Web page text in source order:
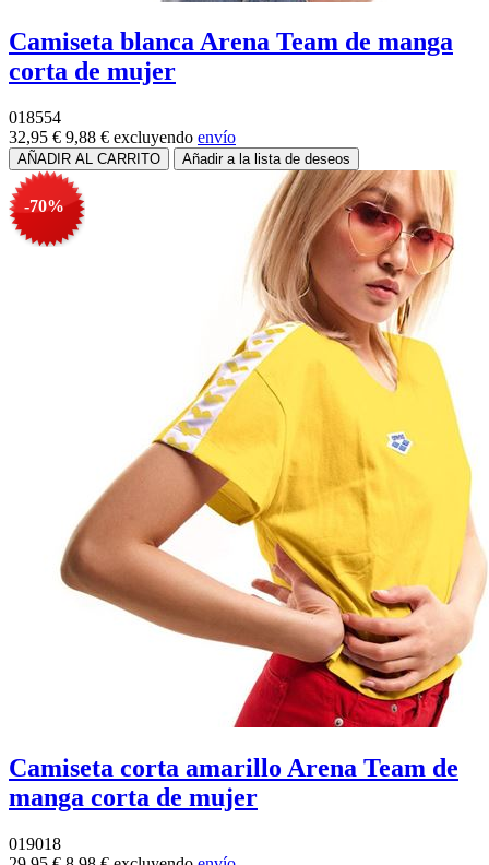
Camiseta blanca Arena Team de manga
corta de mujer
018554
32,95 € 9,88 € excluyendo envío
-70%
Camiseta corta amarillo Arena Team de
manga corta de mujer
019018